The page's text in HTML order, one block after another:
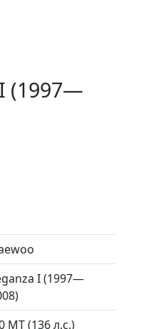
(1997—
I (1997—
MT (136 л.с.)